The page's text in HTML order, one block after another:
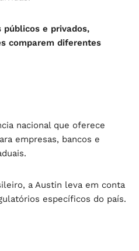
e privados,
comparem diferentes
nacional que oferece
empresas, bancos e
a Austin leva em conta
específicos do país.